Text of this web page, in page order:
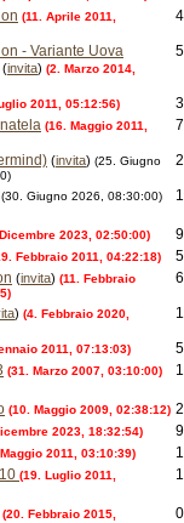
(11. Aprile 2011,
4
- Variante Uova
(invita) (2. Marzo 2014,
2011, 05:12:56)
3
(16. Maggio 2011,
7
(invita) (25. Giugno
(30. Giugno 2026, 08:30:00)
2023, 02:50:00)
Febbraio 2011, 04:22:18)
5
(invita) (11. Febbraio
) (4. Febbraio 2020,
2011, 07:13:03)
5
(31. Marzo 2007, 03:10:00) 1
(10. Maggio 2009, 02:38:12) 2
2023, 18:32:54)
2011, 03:10:39)
1
(19. Luglio 2011,
1
(20. Febbraio 2015,
0